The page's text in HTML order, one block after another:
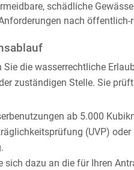
schädliche
nach
Sie die wasserrechtliche
zuständigen Stelle. Sie
ab 5.000
(UVP)
sich dazu an die für Ihren